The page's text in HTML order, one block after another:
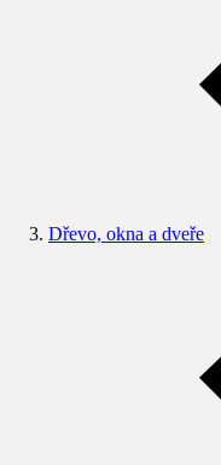
Dřevo, okna a dveře